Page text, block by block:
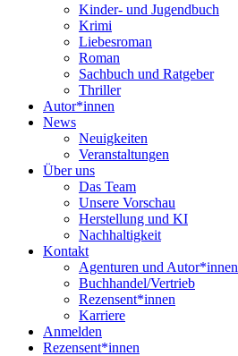
Kinder- und Jugendbuch
Krimi
Liebesroman
Roman
Sachbuch und Ratgeber
Thriller
Autor*innen
News
Neuigkeiten
Veranstaltungen
Über uns
Das Team
Unsere Vorschau
Herstellung und KI
Nachhaltigkeit
Kontakt
Agenturen und Autor*innen
Buchhandel/Vertrieb
Rezensent*innen
Karriere
Anmelden
Rezensent*innen